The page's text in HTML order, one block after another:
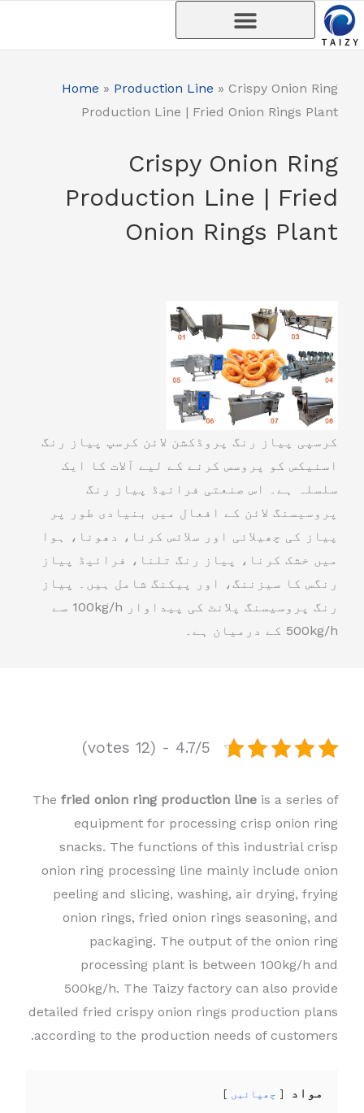
مواد
پر
Home » Production Line » Crispy Onion Ring
Production Line | Fried Onion Rings Plant
Crispy Onion Ring
Production Line | Fried
Onion Rings Plant
کرسپی پیاز رنگ پروڈکشن لائن کرسپ پیاز رنگ
اسنیکس کو پروسس کرنے کے لیے آلات کا ایک
سلسلہ ہے۔ اس صنعتی فرائیڈ پیاز رنگ
پروسیسنگ لائن کے افعال میں بنیادی طور پر
پیاز کی چھیلائی اور سلائس کرنا، دھونا، ہوا
میں خشک کرنا، پیاز رنگ تلنا، فرائیڈ پیاز
رنگس کا سیزننگ، اور پیکنگ شامل ہیں۔ پیاز
رنگ پروسیسنگ پلانٹ کی پیداوار 100kg/h سے
500kg/h کے درمیان ہے۔
4.7/5 - (12 votes)
The fried onion ring production line is a series of
equipment for processing crisp onion ring
snacks. The functions of this industrial crisp
onion ring processing line mainly include onion
peeling and slicing, washing, air drying, frying
onion rings, fried onion rings seasoning, and
packaging. The output of the onion ring
processing plant is between 100kg/h and
500kg/h. The Taizy factory can also provide
detailed fried crispy onion rings production plans
according to the production needs of customers.
مواد چھپائیں